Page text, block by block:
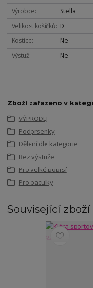
Výrobce
Stella
Velikost košíčků
D
Kostice
Ne
Výstuž
Ne
Zboží zařazeno v
VÝPRODEJ
Podprsenky
Dělení dle kategorie
Bez výstuže
Pro velké poprsí
Pro baculky
Související zboží